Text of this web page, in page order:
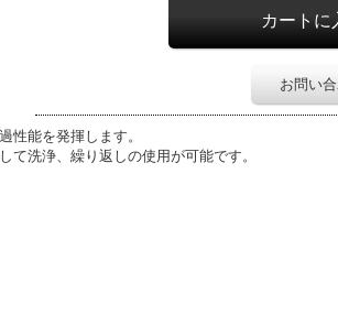
お問い
性能を発揮します。
て洗浄、繰り返しの使用が可能です。